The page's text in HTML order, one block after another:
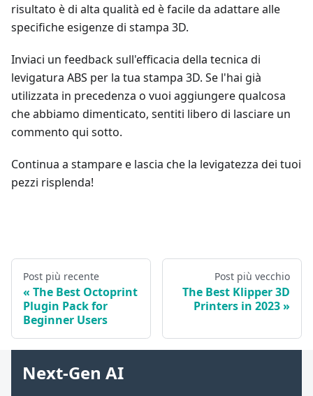
risultato è di alta qualità ed è facile da adattare alle
specifiche esigenze di stampa 3D.
Inviaci un feedback sull'efficacia della tecnica di
levigatura ABS per la tua stampa 3D. Se l'hai già
utilizzata in precedenza o vuoi aggiungere qualcosa
che abbiamo dimenticato, sentiti libero di lasciare un
commento qui sotto.
Continua a stampare e lascia che la levigatezza dei tuoi
pezzi risplenda!
Post più recente
The Best Octoprint
Plugin Pack for
Beginner Users
Post più vecchio
The Best Klipper 3D
Printers in 2023
Next-Gen AI